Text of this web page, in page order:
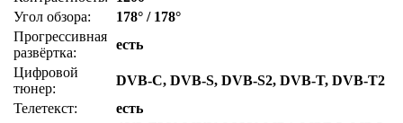
Угол обзора:
178° / 178°
Прогрессивная
развёртка:
есть
Цифровой
тюнер:
DVB-C, DVB-S, DVB-S2, DVB-T, DVB-T2
Телетекст:
есть